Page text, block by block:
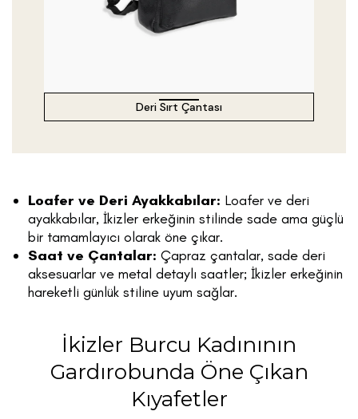
Deri Sırt Çantası
Loafer ve Deri Ayakkabılar: Loafer ve deri
ayakkabılar, İkizler erkeğinin stilinde sade ama güçlü
bir tamamlayıcı olarak öne çıkar.
Saat ve Çantalar: Çapraz çantalar, sade deri
aksesuarlar ve metal detaylı saatler; İkizler erkeğinin
hareketli günlük stiline uyum sağlar.
İkizler Burcu Kadınının
Gardırobunda Öne Çıkan
Kıyafetler